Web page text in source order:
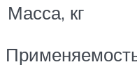
Масса, кг